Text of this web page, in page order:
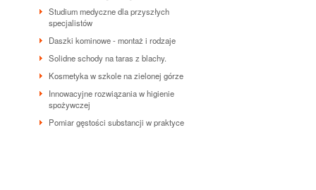
Studium medyczne dla przyszłych
specjalistów
Daszki kominowe - montaż i rodzaje
Solidne schody na taras z blachy.
Kosmetyka w szkole na zielonej górze
Innowacyjne rozwiązania w higienie
spożywczej
Pomiar gęstości substancji w praktyce